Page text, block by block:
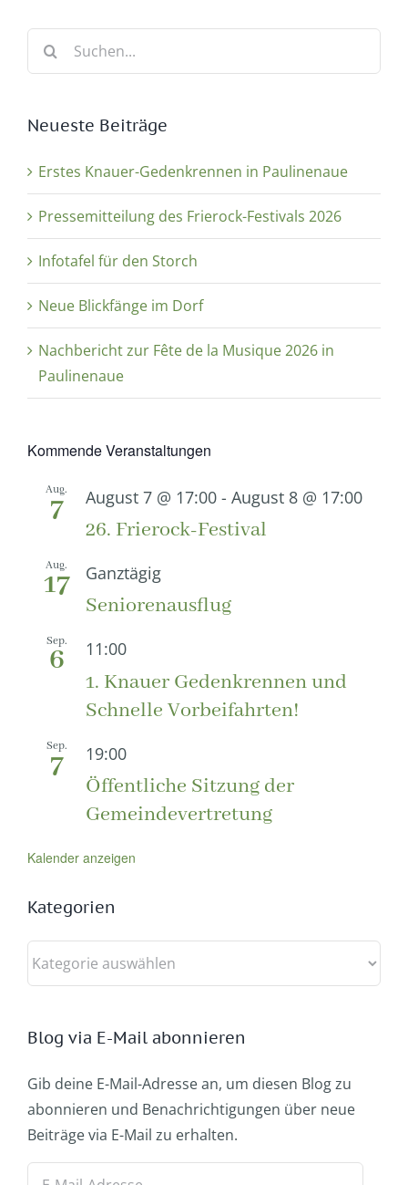
Suche
Neueste Beiträge
Erstes Knauer-Gedenkrennen in Paulinenaue
Pressemitteilung des Frierock-Festivals 2026
Infotafel für den Storch
Neue Blickfänge im Dorf
Nachbericht zur Fête de la Musique 2026 in
Paulinenaue
Kommende Veranstaltungen
Aug.
7 August 7 @ 17:00 - August 8 @ 17:00
26. Frierock-Festival
Aug.
17 Ganztägig
Seniorenausflug
Sep.
6 11:00
1. Knauer Gedenkrennen und
Schnelle Vorbeifahrten!
Sep.
7 19:00
Öffentliche Sitzung der
Gemeindevertretung
Kalender anzeigen
Kategorien
Kategorien
Blog via E-Mail abonnieren
Gib deine E-Mail-Adresse an, um diesen Blog zu
abonnieren und Benachrichtigungen über neue
Beiträge via E-Mail zu erhalten.